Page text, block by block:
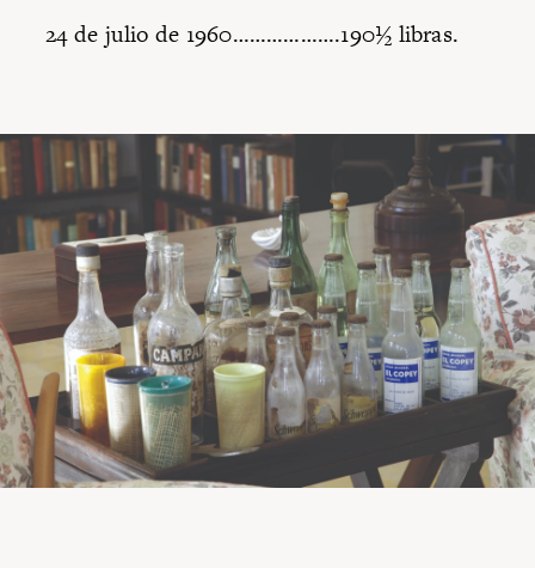
24 de julio de 1960……………….190½ libras.